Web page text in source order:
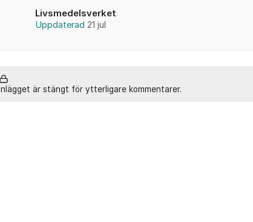
Livsmedelsverket
Uppdaterad 21 jul
Inlägget är stängt för ytterligare kommentarer.